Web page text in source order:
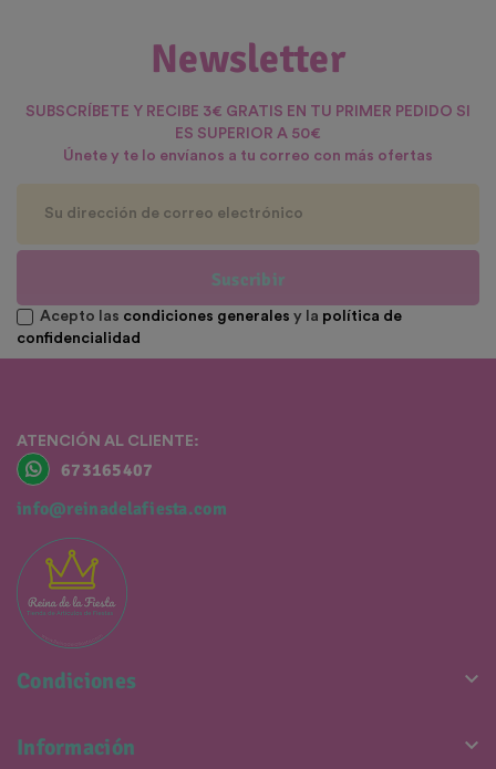
Newsletter
SUBSCRÍBETE Y RECIBE 3€ GRATIS EN TU PRIMER PEDIDO SI
ES SUPERIOR A 50€
Únete y te lo envíanos a tu correo con más ofertas
Suscribir
Acepto las condiciones generales y la política de
confidencialidad
ATENCIÓN AL CLIENTE:
673165407
info@reinadelafiesta.com
Condiciones 
Información 